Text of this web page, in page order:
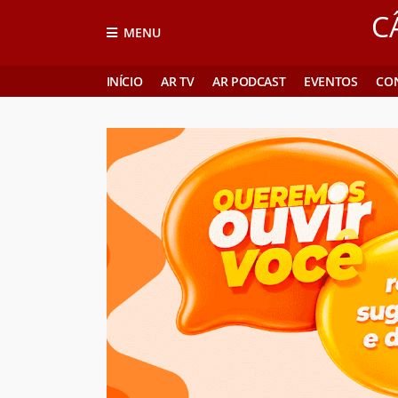
MENU
INÍCIO AR TV AR PODCAST EVENTOS